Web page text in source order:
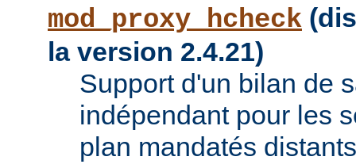
mod_proxy_hcheck
la version 2.4.21)
Support d'un bilan de
indépendant pour les
plan mandatés